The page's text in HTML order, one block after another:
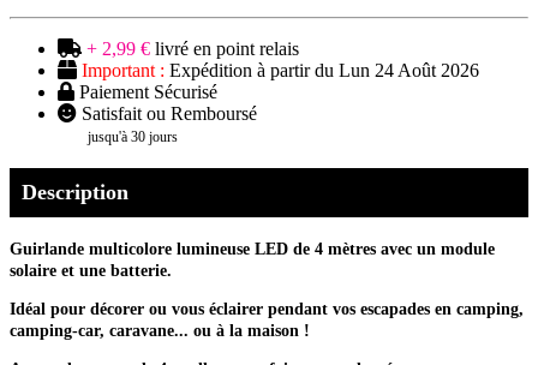
+ 2,99 € livré en point relais
Important : Expédition à partir du Lun 24 Août 2026
Paiement Sécurisé
Satisfait ou Remboursé
jusqu'à 30 jours
Description
Guirlande multicolore lumineuse LED de 4 mètres avec un module
solaire et une batterie.
Idéal pour décorer ou vous éclairer pendant vos escapades en camping,
camping-car, caravane... ou à la maison !